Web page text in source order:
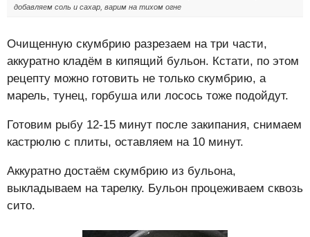
добавляем соль и сахар, варим на тихом огне
Очищенную скумбрию разрезаем на три части,
аккуратно кладём в кипящий бульон. Кстати, по этом
рецепту можно готовить не только скумбрию, а
марель, тунец, горбуша или лосось тоже подойдут.
Готовим рыбу 12-15 минут после закипания, снимаем
кастрюлю с плиты, оставляем на 10 минут.
Аккуратно достаём скумбрию из бульона,
выкладываем на тарелку. Бульон процеживаем сквозь
сито.